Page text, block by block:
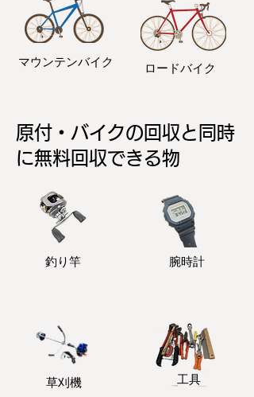
マウンテンバイク ロードバイク
原付・バイクの回収と同時
に無料回収できる物
釣り竿 ​腕時計
​草刈機 ​工具